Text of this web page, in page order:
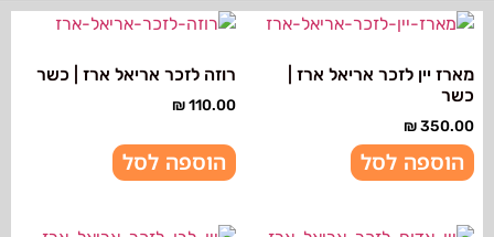
מארז יין לזכר אריאל ארז |
כשר
₪350.00
הוספה לסל
רוזה לזכר אריאל ארז | כשר
₪110.00
הוספה לסל